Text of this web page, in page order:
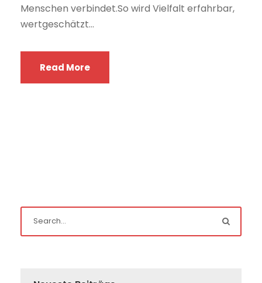
Menschen verbindet.So wird Vielfalt erfahrbar,
wertgeschätzt...
Read More